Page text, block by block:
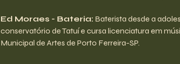
Ed Moraes - Bateria: Baterista desde a
conservatório de Tatuí e cursa licenciatura em
Municipal de Artes de Porto Ferreira-SP.